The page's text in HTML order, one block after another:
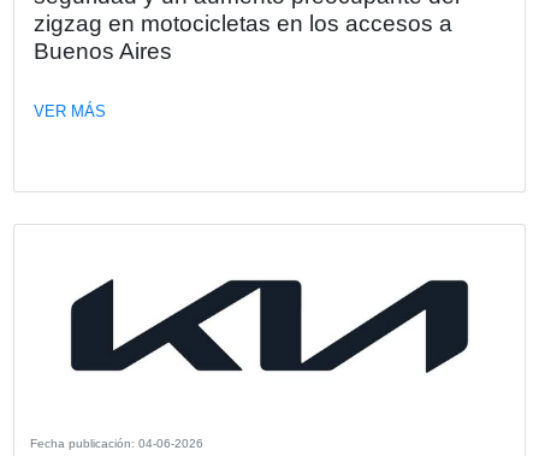
Fecha publicación: 17-06-2026
Tasman: explora una nueva dimensión